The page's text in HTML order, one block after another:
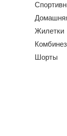
Жилетки
Шорты